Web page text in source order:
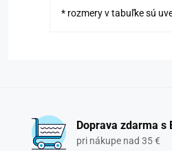
* rozmery v tabuľke sú
Doprava zdarma s
pri nákupe nad 35 €